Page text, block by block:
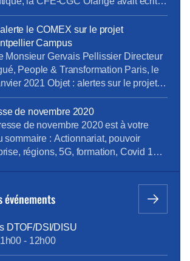
la Direction et aux élus territoriaux,
dernier, pour demander l’étude
d’emplois permettant d’utiliser
locales en ingéniérie numérique,
le COMEX sur le projet
Campus
Monsieur Gervais Pellissier Directeur
People & Transformation Paris, le
2021 Objet : alertes sur le projet
Campus Monsieur le Directeur,
porter à votre connaissance nos
des salariés concernés quant au
Montpellier Campus du site la
où IBM […]
de novembre 2020
de novembre 2020 est à votre
sommaire : Actionnariat, pouvoir
régions, 5G, formation, Covid 19,
Vous pouvez lire les articles
en rubrique Revue de
Twitter, […]
événements
DTOF/DSI/DISU
- 12h00